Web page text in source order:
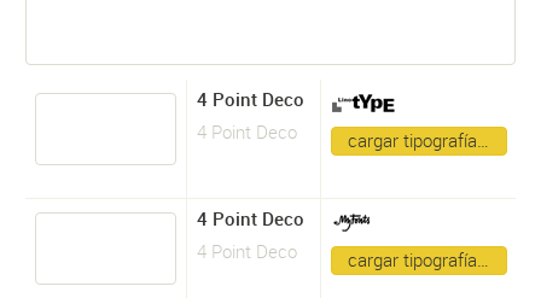
4 Point Deco
4 Point Deco
cargar tipografía…
4 Point Deco
4 Point Deco
cargar tipografía…